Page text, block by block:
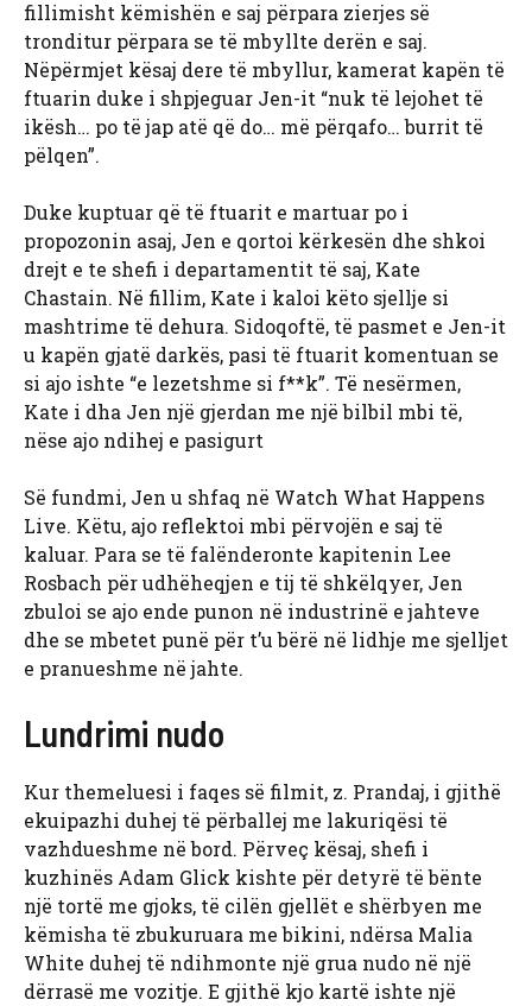
fillimisht këmishën e saj përpara zierjes së
tronditur përpara se të mbyllte derën e saj.
Nëpërmjet kësaj dere të mbyllur, kamerat kapën të
ftuarin duke i shpjeguar Jen-it “nuk të lejohet të
ikësh… po të jap atë që do… më përqafo… burrit të
pëlqen”.
Duke kuptuar që të ftuarit e martuar po i
propozonin asaj, Jen e qortoi kërkesën dhe shkoi
drejt e te shefi i departamentit të saj, Kate
Chastain. Në fillim, Kate i kaloi këto sjellje si
mashtrime të dehura. Sidoqoftë, të pasmet e Jen-it
u kapën gjatë darkës, pasi të ftuarit komentuan se
si ajo ishte “e lezetshme si f**k”. Të nesërmen,
Kate i dha Jen një gjerdan me një bilbil mbi të,
nëse ajo ndihej e pasigurt
Së fundmi, Jen u shfaq në Watch What Happens
Live. Këtu, ajo reflektoi mbi përvojën e saj të
kaluar. Para se të falënderonte kapitenin Lee
Rosbach për udhëheqjen e tij të shkëlqyer, Jen
zbuloi se ajo ende punon në industrinë e jahteve
dhe se mbetet punë për t’u bërë në lidhje me sjelljet
e pranueshme në jahte.
Lundrimi nudo
Kur themeluesi i faqes së filmit, z. Prandaj, i gjithë
ekuipazhi duhej të përballej me lakuriqësi të
vazhdueshme në bord. Përveç kësaj, shefi i
kuzhinës Adam Glick kishte për detyrë të bënte
një tortë me gjoks, të cilën gjellët e shërbyen me
këmisha të zbukuruara me bikini, ndërsa Malia
White duhej të ndihmonte një grua nudo në një
dërrasë me vozitje. E gjithë kjo kartë ishte një